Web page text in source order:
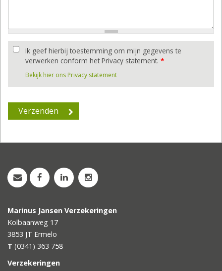
Ik geef hierbij toestemming om mijn gegevens te
verwerken conform het Privacy statement. *
Bekijk hier ons Privacy statement
Marinus Jansen Verzekeringen
Kolbaanweg 17
3853 JT Ermelo
T (0341) 363 758
Verzekeringen